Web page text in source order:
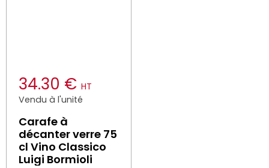
34.30 € HT
Vendu à l'unité
Carafe à
décanter verre 75
cl Vino Classico
Luigi Bormioli